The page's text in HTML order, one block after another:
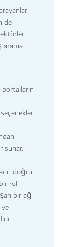
de
arama
sunar.
doğru
rol
bir ağ
ve